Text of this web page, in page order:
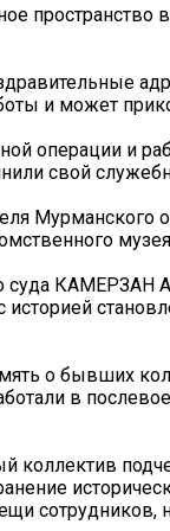
пространство
и может
операции и
свой
Мурманского
суда
о бывших
в
сотрудников,